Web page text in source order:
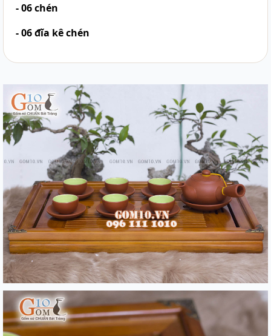
- 06 chén
- 06 đĩa kê chén